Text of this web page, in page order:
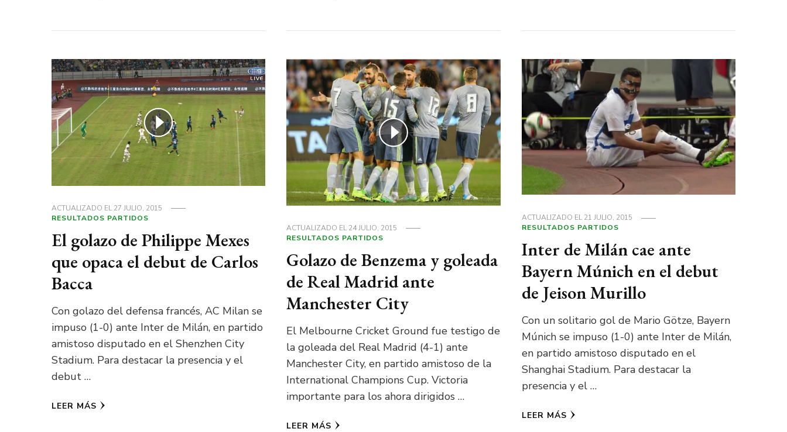
ACTUALIZADO EL27 JULIO, 2015
RESULTADOS PARTIDOS
El golazo de Philippe Mexes
que opaca el debut de Carlos
Bacca
Con golazo del defensa francés, AC Milan se
impuso (1-0) ante Inter de Milán, en partido
amistoso disputado en el Shenzhen City
Stadium. Para destacar la presencia y el
debut …
LEER MÁS
ACTUALIZADO EL24 JULIO, 2015
RESULTADOS PARTIDOS
Golazo de Benzema y goleada
de Real Madrid ante
Manchester City
El Melbourne Cricket Ground fue testigo de
la goleada del Real Madrid (4-1) ante
Manchester City, en partido amistoso de la
International Champions Cup. Victoria
importante para los ahora dirigidos …
LEER MÁS
ACTUALIZADO EL21 JULIO, 2015
RESULTADOS PARTIDOS
Inter de Milán cae ante
Bayern Múnich en el debut
de Jeison Murillo
Con un solitario gol de Mario Götze, Bayern
Múnich se impuso (1-0) ante Inter de Milán,
en partido amistoso disputado en el
Shanghai Stadium. Para destacar la
presencia y el …
LEER MÁS